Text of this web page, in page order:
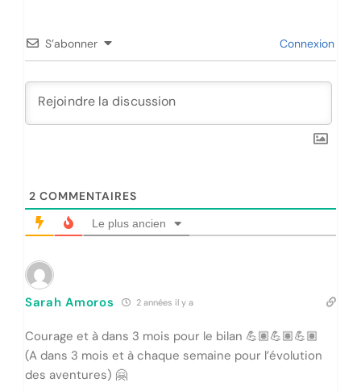
S’abonner Connexion
2 COMMENTAIRES
Le plus ancien
Sarah Amoros 2 années il y a
Courage et à dans 3 mois pour le bilan 💪🏽💪🏽💪🏽
(A dans 3 mois et à chaque semaine pour l’évolution
des aventures) 🤗